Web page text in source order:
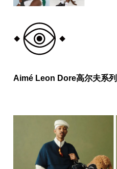
Aimé Leon Dore高尔夫系列